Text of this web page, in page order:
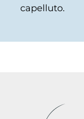
capelluto.